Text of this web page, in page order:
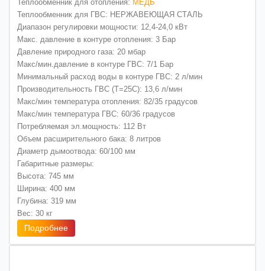
Теплообменник для отопления: МЕДЬ
Теплообменник для ГВС: НЕРЖАВЕЮЩАЯ СТАЛЬ
Диапазон регулировки мощности: 12,4-24,0 кВт
Макс. давление в контуре отопления: 3 Бар
Давление природного газа: 20 мбар
Макс/мин.давление в контуре ГВС: 7/1 Бар
Минимальный расход воды в контуре ГВС: 2 л/мин
Производительность ГВС (Т=25С): 13,6 л/мин
Макс/мин температура отопления: 82/35 градусов
Макс/мин температура ГВС: 60/36 градусов
Потребляемая эл.мощность: 112 Вт
Объем расширительного бака: 8 литров
Диаметр дымоотвода: 60/100 мм
Габаритные размеры:
Высота: 745 мм
Ширина: 400 мм
Глубина: 319 мм
Вес: 30 кг
Подробнее